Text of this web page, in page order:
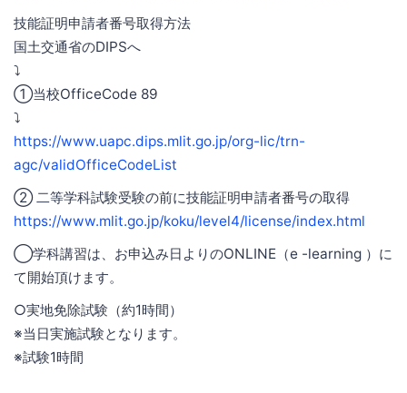
技能証明申請者番号取得方法
国土交通省のDIPSへ
⤵️
①当校OfficeCode 89
⤵️
https://www.uapc.dips.mlit.go.jp/org-lic/trn-
agc/validOfficeCodeList
② 二等学科試験受験の前に技能証明申請者番号の取得
https://www.mlit.go.jp/koku/level4/license/index.html
◯学科講習は、お申込み日よりのONLINE（e -learning ）に
て開始頂けます。
○実地免除試験（約1時間）
※当日実施試験となります。
※試験1時間